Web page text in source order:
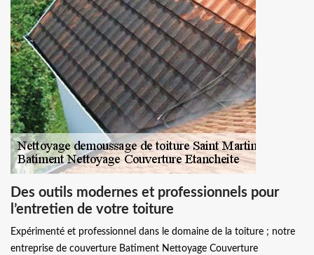
Des outils modernes et professionnels pour
l’entretien de votre toiture
Expérimenté et professionnel dans le domaine de la toiture ; notre
entreprise de couverture Batiment Nettoyage Couverture